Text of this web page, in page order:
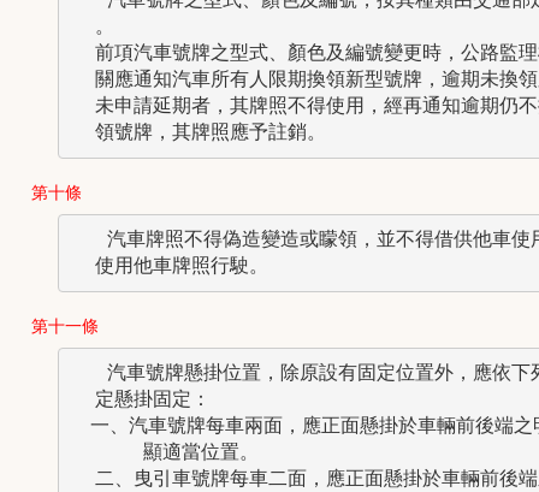
  。
前項汽車號牌之型式、顏色及編號變更時，公路監
關應通知汽車所有人限期換領新型號牌，逾期未換
未申請延期者，其牌照不得使用，經再通知逾期仍
第十條
汽車牌照不得偽造變造或矇領，並不得借供他車使
第十一條
汽車號牌懸掛位置，除原設有固定位置外，應依下
  定懸掛固定：
一、汽車號牌每車兩面，應正面懸掛於車輛前後端之
      顯適當位置。
二、曳引車號牌每車二面，應正面懸掛於車輛前後